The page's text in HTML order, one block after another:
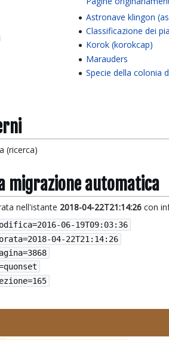
Astronave klingon
Classificazione dei
Korok (korokcap)
Marauders
Specie della colonia
(ricerca)
migrazione automatica
nell'istante 2018-04-22T21:14:26 con
2016-06-19T09:03:36
2018-04-22T21:14:26